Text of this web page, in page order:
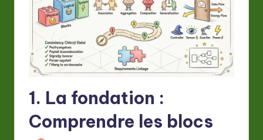
In
1. La fondation :
Comprendre les blocs